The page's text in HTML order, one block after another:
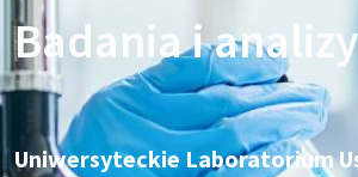
Badania i analizy
Uniwersyteckie Laboratorium